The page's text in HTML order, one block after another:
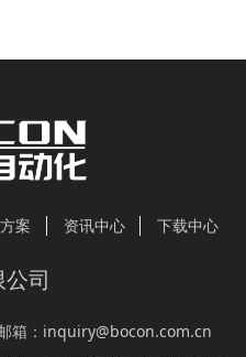
案 资讯中心 下载中心
司
箱： inquiry@bocon.com.cn